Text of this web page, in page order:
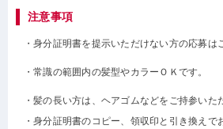
注意事項
・身分証明書を提示いただけない方の応募は
・常識の範囲内の髪型やカラーＯＫです。
・髪の長い方は、ヘアゴムなどをご持参い
・身分証明書のコピー、領収印と引き換えで